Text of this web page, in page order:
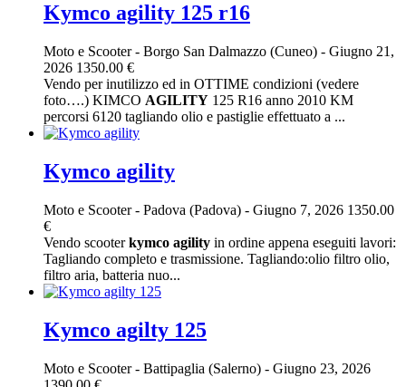
Kymco agility 125 r16
Moto e Scooter- Borgo San Dalmazzo (Cuneo) - Giugno 21,
2026 1350.00 €
Vendo per inutilizzo ed in OTTIME condizioni (vedere
foto….) KIMCO AGILITY 125 R16 anno 2010 KM
percorsi 6120 tagliando olio e pastiglie effettuato a ...
Kymco agility
Moto e Scooter- Padova (Padova) - Giugno 7, 2026 1350.00
€
Vendo scooterkymco agility in ordine appena eseguiti lavori:
Tagliando completo e trasmissione. Tagliando:olio filtro olio,
filtro aria, batteria nuo...
Kymco agilty 125
Moto e Scooter- Battipaglia (Salerno) - Giugno 23, 2026